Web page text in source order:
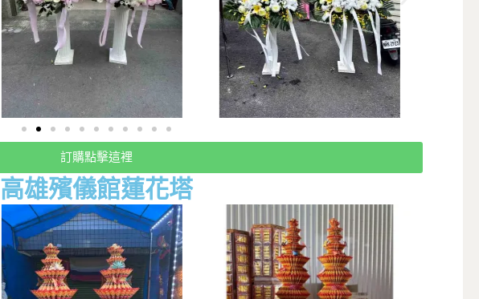
訂購點擊這裡
高雄殯儀館蓮花塔